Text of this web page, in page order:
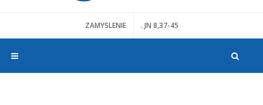
ZAMYSLENIE . JN 8,37-45